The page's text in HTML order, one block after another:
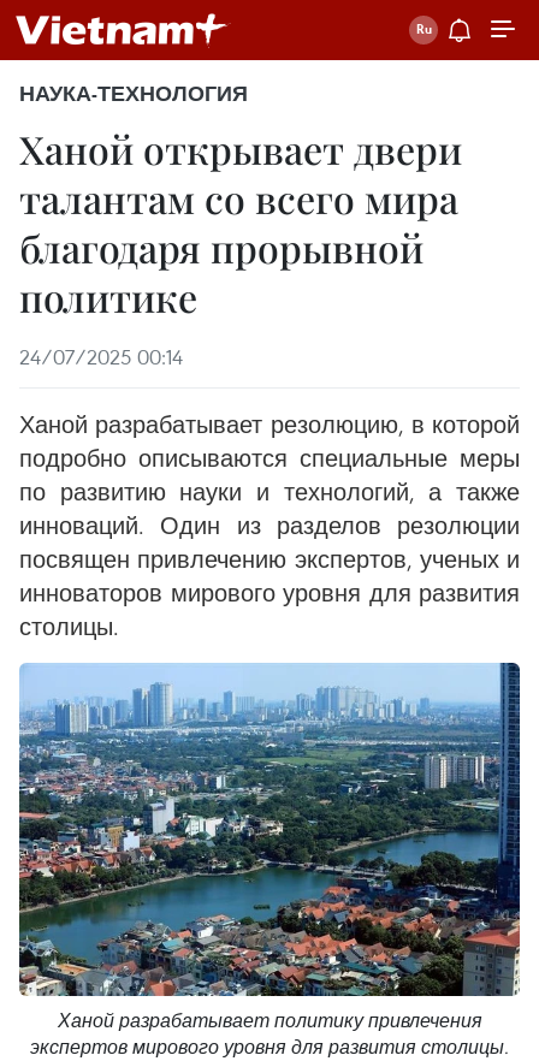
НАУКА-ТЕХНОЛОГИЯ
Ханой открывает двери
талантам со всего мира
благодаря прорывной
политике
24/07/2025 00:14
Ханой разрабатывает резолюцию, в которой
подробно описываются специальные меры
по развитию науки и технологий, а также
инноваций. Один из разделов резолюции
посвящен привлечению экспертов, ученых и
инноваторов мирового уровня для развития
столицы.
Ханой разрабатывает политику привлечения
экспертов мирового уровня для развития столицы.